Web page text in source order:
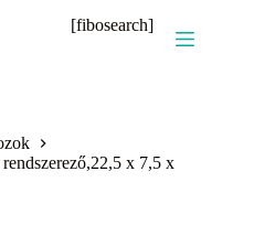
[fibosearch]
x 7,5 x